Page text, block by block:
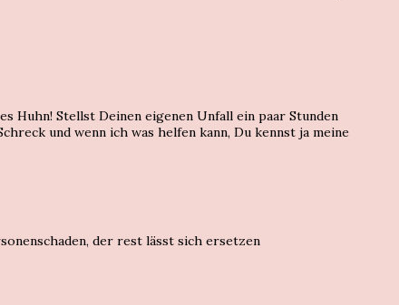
Huhn! Stellst Deinen eigenen Unfall ein paar Stunden
und wenn ich was helfen kann, Du kennst ja meine
der rest lässt sich ersetzen